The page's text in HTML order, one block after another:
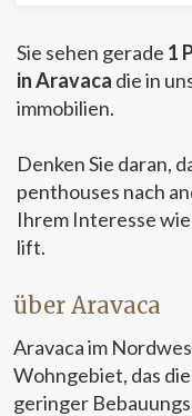
Sie sehen gerade 1
in Aravaca die in
immobilien.
Denken Sie daran,
penthouses nach
Ihrem Interesse
lift.
über Aravaca
Aravaca im
Wohngebiet, das
geringer
Benutzers durch die
Surfgewohnheiten
die
Werbung in Bezug